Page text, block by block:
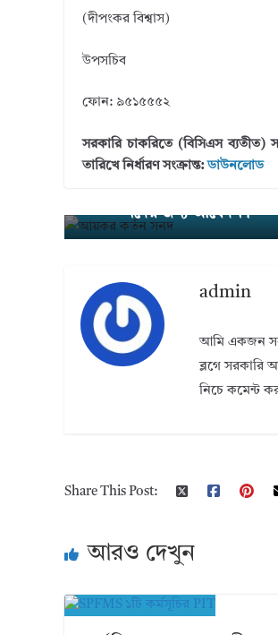
(দীপংকর বিশ্বাস)
উপসচিব
ফোন: ৯৫১৫৫৫২
সরকারি চাকরিতে (বিসিএস ব্যতীত)
তারিখে নির্ধারণ সংক্রান্ত:ডাউনলোড
নদের জন্য আবেদন।
admin
আমি একজন
ব্লগে সরকারি
নিচে কমেন্ট
Share This Post:
আরও দেখুন